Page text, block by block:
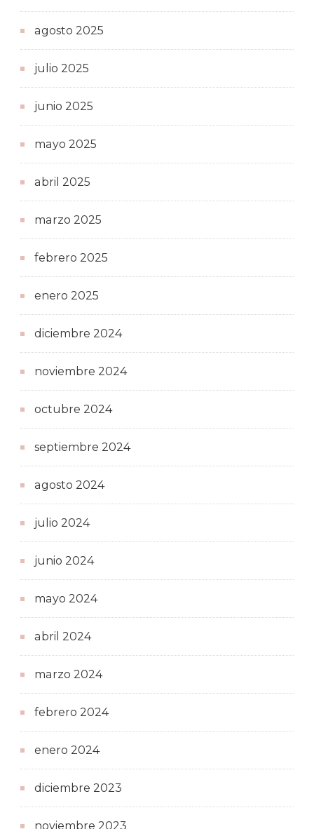
agosto 2025
julio 2025
junio 2025
mayo 2025
abril 2025
marzo 2025
febrero 2025
enero 2025
diciembre 2024
noviembre 2024
octubre 2024
septiembre 2024
agosto 2024
julio 2024
junio 2024
mayo 2024
abril 2024
marzo 2024
febrero 2024
enero 2024
diciembre 2023
noviembre 2023